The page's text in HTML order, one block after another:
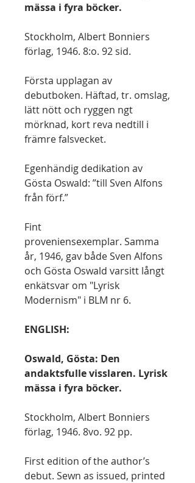
mässa i fyra böcker.
Stockholm, Albert Bonniers
förlag, 1946. 8:o. 92 sid.
Första upplagan av
debutboken. Häftad, tr. omslag,
lätt nött och ryggen ngt
mörknad, kort reva nedtill i
främre falsvecket.
Egenhändig dedikation av
Gösta Oswald: ”till Sven Alfons
från förf.”
Fint
proveniensexemplar. Samma
år, 1946, gav både Sven Alfons
och Gösta Oswald varsitt långt
enkätsvar om "Lyrisk
Modernism" i BLM nr 6.
ENGLISH:
Oswald, Gösta: Den
andaktsfulle visslaren. Lyrisk
mässa i fyra böcker.
Stockholm, Albert Bonniers
förlag, 1946. 8vo. 92 pp.
First edition of the author’s
debut. Sewn as issued, printed